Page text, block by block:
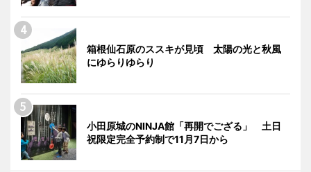
箱根仙石原のススキが見頃 太陽の光と秋風
にゆらりゆらり
小田原城のNINJA館「再開でござる」 土日
祝限定完全予約制で11月7日から